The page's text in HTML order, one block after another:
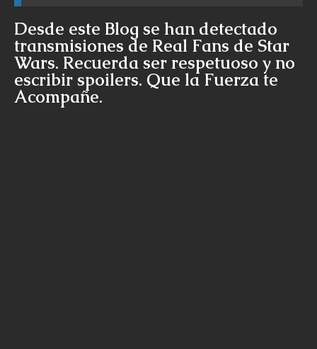
Desde este Blog se han detectado
transmisiones de Real Fans de Star
Wars. Recuerda ser respetuoso y no
escribir spoilers. Que la Fuerza te
Acompañe.